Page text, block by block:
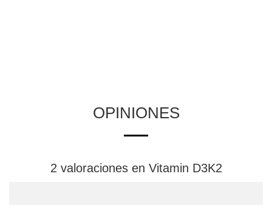
OPINIONES
2 valoraciones en Vitamin D3K2